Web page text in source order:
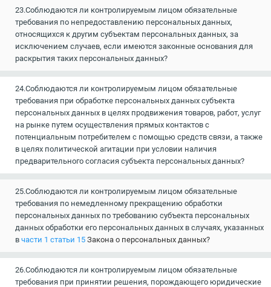
23.Соблюдаются ли контролируемым лицом обязательные
требования по непредоставлению персональных данных,
относящихся к другим субъектам персональных данных, за
исключением случаев, если имеются законные основания для
раскрытия таких персональных данных?
24.Соблюдаются ли контролируемым лицом обязательные
требования при обработке персональных данных субъекта
персональных данных в целях продвижения товаров, работ, услуг
на рынке путем осуществления прямых контактов с
потенциальным потребителем с помощью средств связи, а также
в целях политической агитации при условии наличия
предварительного согласия субъекта персональных данных?
25.Соблюдаются ли контролируемым лицом обязательные
требования по немедленному прекращению обработки
персональных данных по требованию субъекта персональных
данных обработки его персональных данных в случаях, указанных
в части 1 статьи 15 Закона о персональных данных?
26.Соблюдаются ли контролируемым лицом обязательные
требования при принятии решения, порождающего юридические